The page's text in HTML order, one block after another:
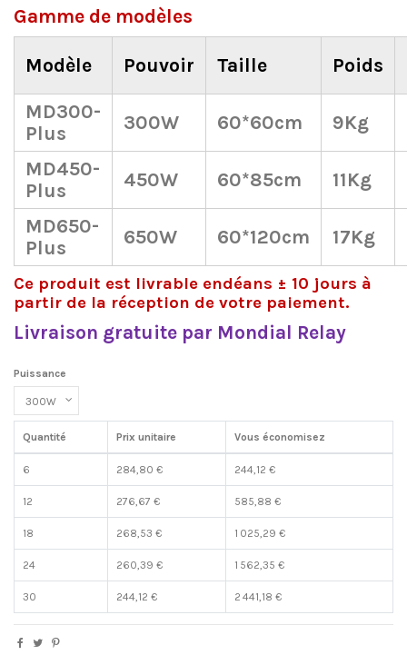
Gamme de modèles
Modèle Pouvoir Taille Poids
MD300-
Plus
300W 60*60cm 9Kg
MD450-
Plus
450W 60*85cm 11Kg
MD650-
Plus
650W 60*120cm 17Kg
Ce produit est livrable endéans ± 10 jours à
partir de la réception de votre paiement.
Livraison gratuite par Mondial Relay
Puissance
Quantité Prix unitaire Vous économisez
6 284,80 € 244,12 €
12 276,67 € 585,88 €
18 268,53 € 1 025,29 €
24 260,39 € 1 562,35 €
30 244,12 € 2 441,18 €